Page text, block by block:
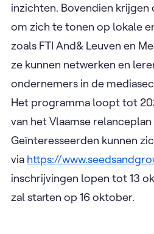
inzichten. Bovendien krijgen
om zich te tonen op lokale
zoals FTI And& Leuven en
ze kunnen netwerken en
ondernemers in de
Het programma loopt tot
van het Vlaamse
Geïnteresseerden kunnen
via https://
inschrijvingen lopen tot 13
zal starten op 16 oktober.